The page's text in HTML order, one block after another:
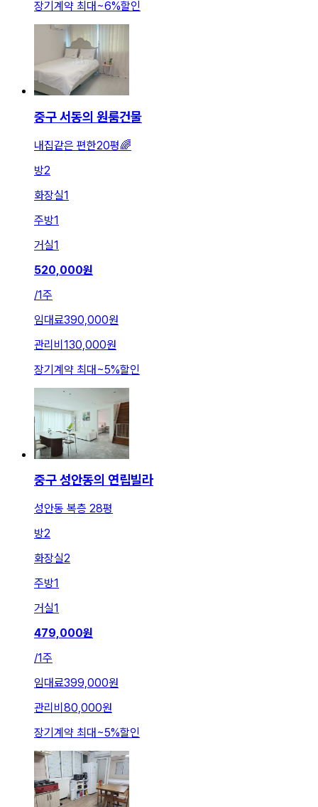
장기계약 최대~6%할인
중구 서동의 원룸건물
내집같은 편한20평🌈
방2
화장실1
주방1
거실1
520,000원
/1주
임대료390,000원
관리비 130,000원
장기계약 최대~5%할인
중구 성안동의 연립빌라
성안동 복층 28평
방2
화장실2
주방1
거실1
479,000원
/1주
임대료399,000원
관리비 80,000원
장기계약 최대~5%할인